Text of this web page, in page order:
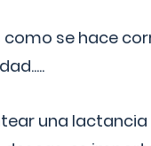
se hace
una